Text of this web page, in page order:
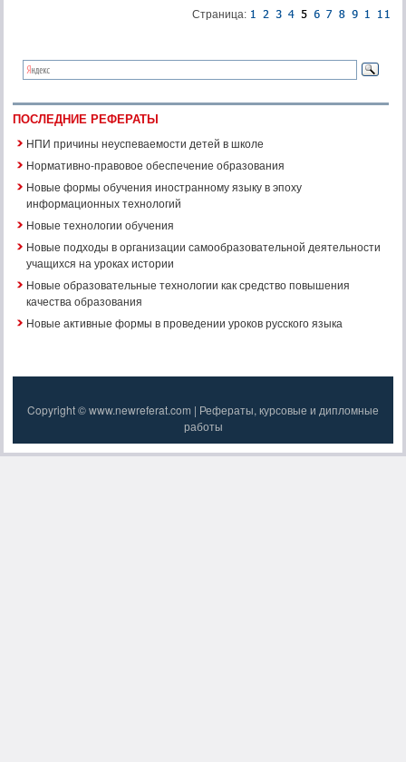
Страница:
ПОСЛЕДНИЕ РЕФЕРАТЫ
НПИ причины неуспеваемости детей в школе
Нормативно-правовое обеспечение образования
Новые формы обучения иностранному языку в эпоху
информационных технологий
Новые технологии обучения
Новые подходы в организации самообразовательной деятельности
учащихся на уроках истории
Новые образовательные технологии как средство повышения
качества образования
Новые активные формы в проведении уроков русского языка
Copyright © www.newreferat.com | Рефераты, курсовые и дипломные
работы